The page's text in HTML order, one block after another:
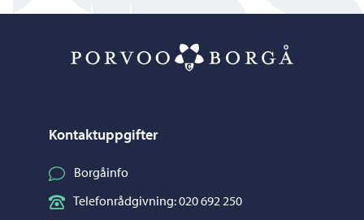
Kontaktuppgifter
Borgåinfo
Telefonrådgivning: 020 692 250